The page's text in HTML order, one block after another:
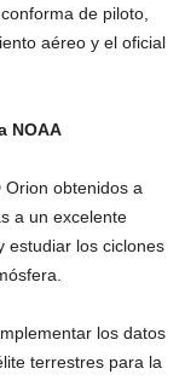
de piloto,
aéreo y el oficial
NOAA
obtenidos a
a un excelente
estudiar los ciclones
los datos
terrestres para la